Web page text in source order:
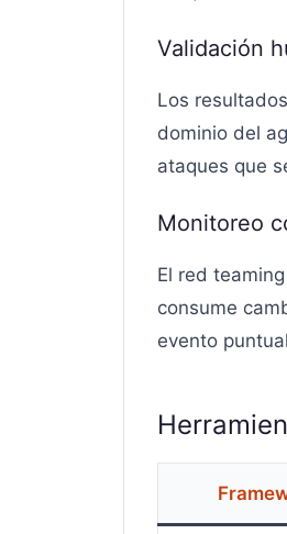
Validación
Los
dominio del
ataques que
Monitoreo
El red
consume
evento